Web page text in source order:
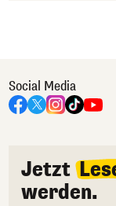
Social Media
Jetzt
werden.